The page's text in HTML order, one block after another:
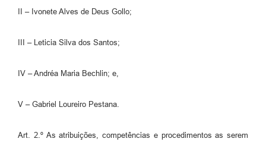
II – Ivonete Alves de Deus Gollo;
III – Leticia Silva dos Santos;
IV – Andréa Maria Bechlin; e,
V – Gabriel Loureiro Pestana.
Art. 2.º As atribuições, competências e procedimentos as serem